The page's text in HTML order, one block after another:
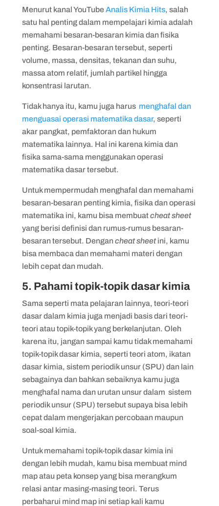
Menurut kanal YouTubeAnalis Kimia Hits, salah
satu hal penting dalam mempelajari kimia adalah
memahami besaran-besaran kimia dan fisika
penting. Besaran-besaran tersebut, seperti
volume, massa, densitas, tekanan dan suhu,
massa atom relatif, jumlah partikel hingga
konsentrasi larutan.
Tidak hanya itu, kamu juga harus menghafal dan
menguasai operasi matematika dasar, seperti
akar pangkat, pemfaktoran dan hukum
matematika lainnya. Hal ini karena kimia dan
fisika sama-sama menggunakan operasi
matematika dasar tersebut.
Untuk mempermudah menghafal dan memahami
besaran-besaran penting kimia, fisika dan operasi
matematika ini, kamu bisa membuatcheat sheet
yang berisi definisi dan rumus-rumus besaran-
besaran tersebut. Dengancheat sheetini, kamu
bisa membaca dan memahami materi dengan
lebih cepat dan mudah.
5. Pahami topik-topik dasar kimia
Sama seperti mata pelajaran lainnya, teori-teori
dasar dalam kimia juga menjadi basis dari teori-
teori atau topik-topik yang berkelanjutan. Oleh
karena itu, jangan sampai kamu tidak memahami
topik-topik dasar kimia, seperti teori atom, ikatan
dasar kimia, sistem periodik unsur (SPU) dan lain
sebagainya dan bahkan sebaiknya kamu juga
menghafal nama dan urutan unsur dalam sistem
periodik unsur (SPU) tersebut supaya bisa lebih
cepat dalam mengerjakan percobaan maupun
soal-soal kimia.
Untuk memahami topik-topik dasar kimia ini
dengan lebih mudah, kamu bisa membuat mind
map atau peta konsep yang bisa merangkum
relasi antar masing-masing teori. Terus
perbaharui mind map ini setiap kali kamu